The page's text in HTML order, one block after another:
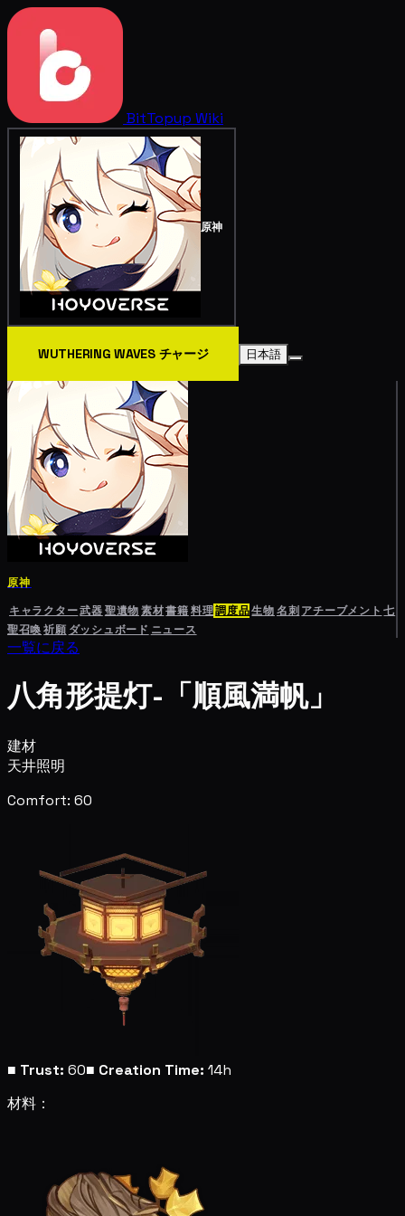
BitTopup Wiki
原神
WUTHERING WAVES チャージ 日本語
原神
キャラクター武器聖遺物素材書籍料理調度品生物名刺 アチーブメント 七
聖召喚祈願 ダッシュボード ニュース
一覧に戻る
八角形提灯-「順風満帆」
建材
天井照明
Comfort: 60
■ Trust: 60■ Creation Time: 14h
材料：